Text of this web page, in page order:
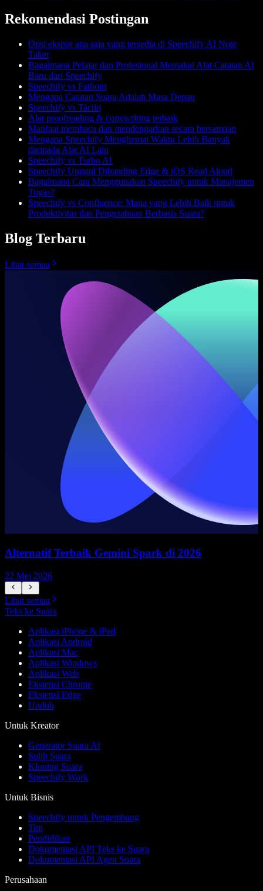
Rekomendasi Postingan
Opsi ekspor apa saja yang tersedia di Speechify AI Note
Taker
Bagaimana Pelajar dan Profesional Memakai Alat Catatan AI
Baru dari Speechify
Speechify vs Fathom
Mengapa Catatan Suara Adalah Masa Depan
Speechify vs Tactiq
Alat proofreading & copywriting terbaik
Manfaat membaca dan mendengarkan secara bersamaan
Mengapa Speechify Menghemat Waktu Lebih Banyak
daripada Alat AI Lain
Speechify vs Turbo AI
Speechify Unggul Dibanding Edge & iOS Read Aloud
Bagaimana Cara Menggunakan Speechify untuk Manajemen
Tugas?
Speechify vs Confluence: Mana yang Lebih Baik untuk
Produktivitas dan Pengetahuan Berbasis Suara?
Blog Terbaru
Lihat semua
Alternatif Terbaik Gemini Spark di 2026
22 Mei 2026
Lihat semua
Teks ke Suara
Aplikasi iPhone & iPad
Aplikasi Android
Aplikasi Mac
Aplikasi Windows
Aplikasi Web
Ekstensi Chrome
Ekstensi Edge
Unduh
Untuk Kreator
Generator Suara AI
Sulih Suara
Kloning Suara
Speechify Work
Untuk Bisnis
Speechify untuk Pengembang
Tim
Pendidikan
Dokumentasi API Teks ke Suara
Dokumentasi API Agen Suara
Perusahaan